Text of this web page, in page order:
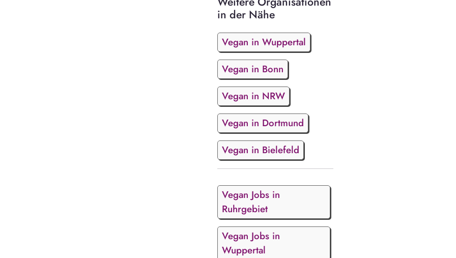
in der Nähe
Vegan in Wuppertal
Vegan in Bonn
Vegan in NRW
Vegan in Dortmund
Vegan in Bielefeld
Vegan Jobs in
Ruhrgebiet
Vegan Jobs in
Wuppertal